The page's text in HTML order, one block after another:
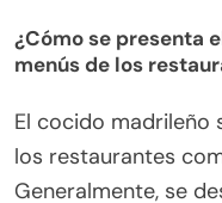
¿Cómo se presenta
menús de los
El cocido madrileño
los restaurantes
Generalmente, se